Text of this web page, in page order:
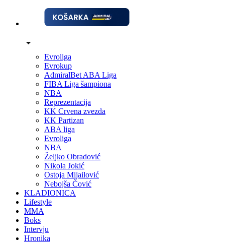
Evroliga
Evrokup
AdmiralBet ABA Liga
FIBA Liga šampiona
NBA
Reprezentacija
KK Crvena zvezda
KK Partizan
ABA liga
Evroliga
NBA
Željko Obradović
Nikola Jokić
Ostoja Mijailović
Nebojša Čović
KLADIONICA
Lifestyle
MMA
Boks
Intervju
Hronika